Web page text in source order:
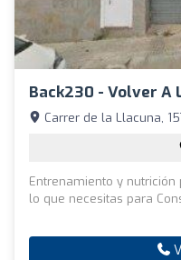
Back230 - Volver A
Carrer de la Llacuna,
Entrenamiento y
lo que necesitas para